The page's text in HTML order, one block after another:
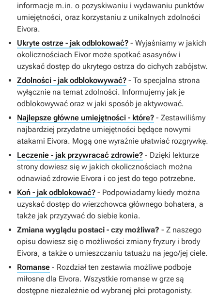
informacje m.in. o pozyskiwaniu i wydawaniu punktów
umiejętności, oraz korzystaniu z unikalnych zdolności
Eivora.
Ukryte ostrze - jak odblokować? - Wyjaśniamy w jakich
okolicznościach Eivor może spotkać asasynów i
uzyskać dostęp do ukrytego ostrza do cichych zabójstw.
Zdolności - jak odblokowywać? - To specjalna strona
wyłącznie na temat zdolności. Informujemy jak je
odblokowywać oraz w jaki sposób je aktywować.
Najlepsze główne umiejętności - które? - Zestawiliśmy
najbardziej przydatne umiejętności będące nowymi
atakami Eivora. Mogą one wyraźnie ułatwiać rozgrywkę.
Leczenie - jak przywracać zdrowie? - Dzięki lekturze
strony dowiesz się w jakich okolicznościach można
odnawiać zdrowie Eivora i co jest do tego potrzebne.
Koń - jak odblokować? - Podpowiadamy kiedy można
uzyskać dostęp do wierzchowca głównego bohatera, a
także jak przyzywać do siebie konia.
Zmiana wyglądu postaci - czy możliwa? - Z naszego
opisu dowiesz się o możliwości zmiany fryzury i brody
Eivora, a także o umieszczaniu tatuażu na jego/jej ciele.
Romanse - Rozdział ten zestawia możliwe podboje
miłosne dla Eivora. Wszystkie romanse w grze są
dostępne niezależnie od wybranej płci protagonisty.